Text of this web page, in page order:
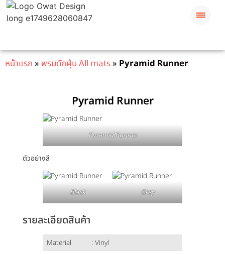
หน้าแรก»พรมดักฝุ่น All mats» Pyramid Runner
Pyramid Runner
Pyramid Runner
ตัวอย่างสี
Black Grey
รายละเอียดสินค้า
Material
: Vinyl